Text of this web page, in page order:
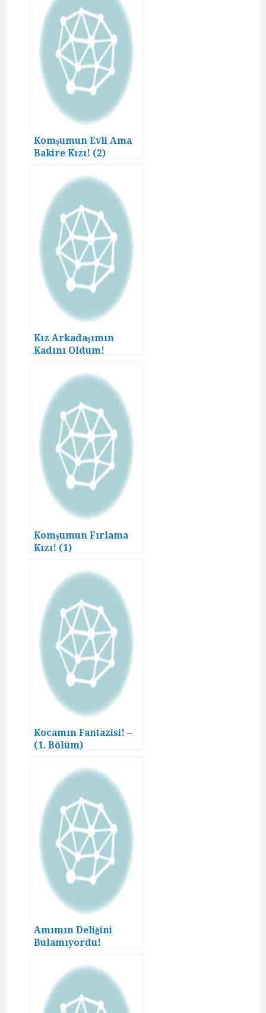
Komşumun Evli Ama
Bakire Kızı! (2)
Kız Arkadaşımın
Kadını Oldum!
Komşumun Fırlama
Kızı! (1)
Kocamın Fantazisi! –
(1. Bölüm)
Amımın Deliğini
Bulamıyordu!